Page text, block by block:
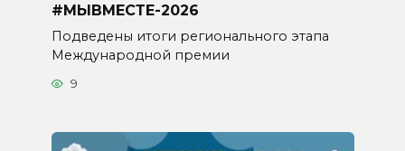
#МЫВМЕСТЕ-2026
Подведены итоги регионального этапа
Международной премии
9